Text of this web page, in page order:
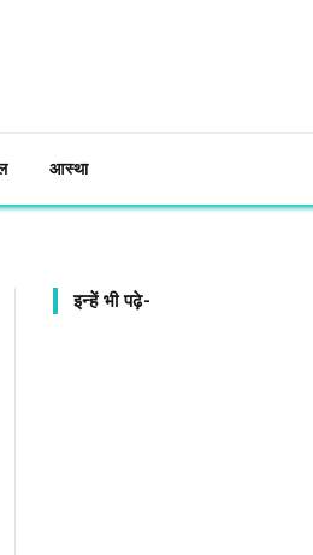
आस्था
इन्हें भी पढ़े-